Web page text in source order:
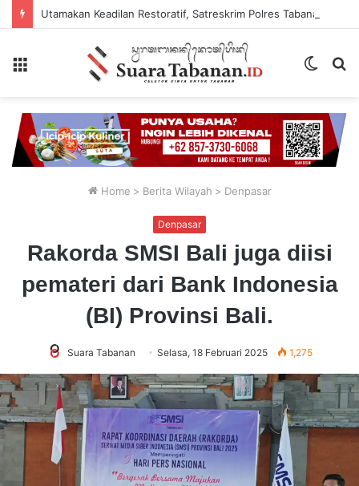
Switch
Home > Berita Wilayah > Denpasar
Denpasar
Rakorda SMSI Bali juga diisi
pemateri dari Bank Indonesia
(BI) Provinsi Bali.
Suara Tabanan Selasa, 18 Februari 2025 1,275